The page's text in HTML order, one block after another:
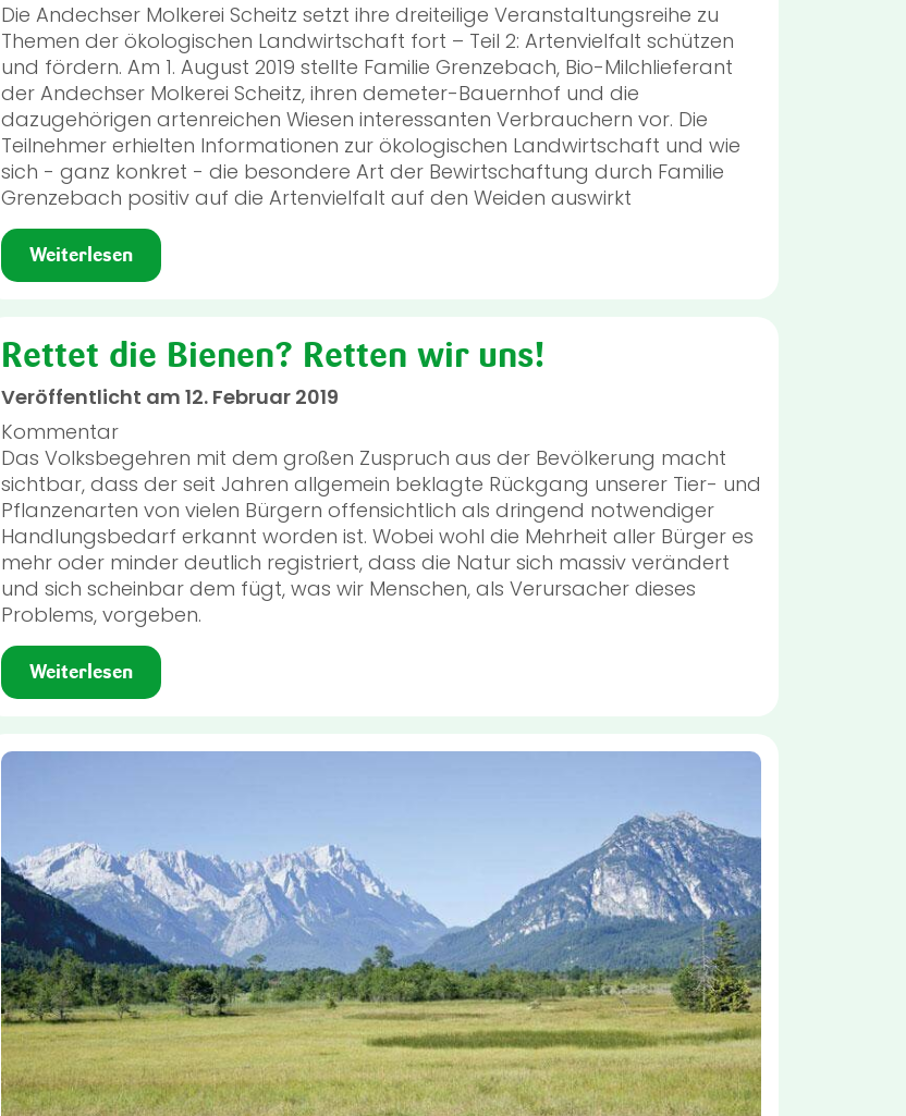
Die Andechser Molkerei Scheitz setzt ihre dreiteilige Veranstaltungsreihe zu
Themen der ökologischen Landwirtschaft fort – Teil 2: Artenvielfalt schützen
und fördern. Am 1. August 2019 stellte Familie Grenzebach, Bio-Milchlieferant
der Andechser Molkerei Scheitz, ihren demeter-Bauernhof und die
dazugehörigen artenreichen Wiesen interessanten Verbrauchern vor. Die
Teilnehmer erhielten Informationen zur ökologischen Landwirtschaft und wie
sich - ganz konkret - die besondere Art der Bewirtschaftung durch Familie
Grenzebach positiv auf die Artenvielfalt auf den Weiden auswirkt
Weiterlesen
Rettet die Bienen? Retten wir uns!
Veröffentlicht am 12. Februar 2019
Kommentar
Das Volksbegehren mit dem großen Zuspruch aus der Bevölkerung macht
sichtbar, dass der seit Jahren allgemein beklagte Rückgang unserer Tier- und
Pflanzenarten von vielen Bürgern offensichtlich als dringend notwendiger
Handlungsbedarf erkannt worden ist. Wobei wohl die Mehrheit aller Bürger es
mehr oder minder deutlich registriert, dass die Natur sich massiv verändert
und sich scheinbar dem fügt, was wir Menschen, als Verursacher dieses
Problems, vorgeben.
Weiterlesen